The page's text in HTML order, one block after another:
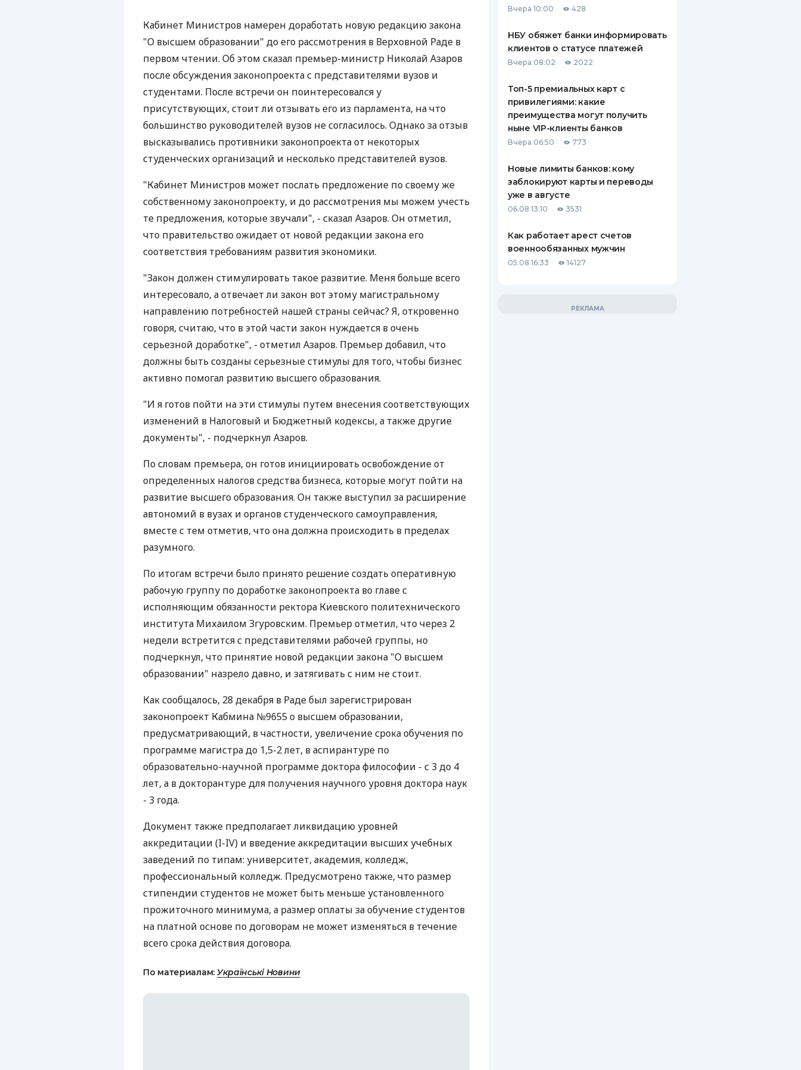
КЕШБЭКА
ПУТЕВОДИТЕЛИ ПО
БАНКОВСКИМ КАРТАМ
СТРАХОВАНИЮ
ВСЕ СТРАХОВЫЕ ПОЛИСЫ
ОТЗЫВЫ О СТРАХОВЫХ
КОМПАНИЯХ
Кабинет Министров намерен доработать новую редакцию закона
"О высшем образовании" до его рассмотрения в Верховной Раде в
первом чтении. Об этом сказал премьер-министр Николай Азаров
после обсуждения законопроекта с представителями вузов и
студентами. После встречи он поинтересовался у
присутствующих, стоит ли отзывать его из парламента, на что
большинство руководителей вузов не согласилось. Однако за отзыв
высказывались противники законопроекта от некоторых
студенческих организаций и несколько представителей вузов.
"Кабинет Министров может послать предложение по своему же
собственному законопроекту, и до рассмотрения мы можем учесть
те предложения, которые звучали", - сказал Азаров. Он отметил,
что правительство ожидает от новой редакции закона его
соответствия требованиям развития экономики.
"Закон должен стимулировать такое развитие. Меня больше всего
интересовало, а отвечает ли закон вот этому магистральному
направлению потребностей нашей страны сейчас? Я, откровенно
говоря, считаю, что в этой части закон нуждается в очень
серьезной доработке", - отметил Азаров. Премьер добавил, что
должны быть созданы серьезные стимулы для того, чтобы бизнес
активно помогал развитию высшего образования.
"И я готов пойти на эти стимулы путем внесения соответствующих
изменений в Налоговый и Бюджетный кодексы, а также другие
документы", - подчеркнул Азаров.
По словам премьера, он готов инициировать освобождение от
определенных налогов средства бизнеса, которые могут пойти на
развитие высшего образования. Он также выступил за расширение
автономий в вузах и органов студенческого самоуправления,
вместе с тем отметив, что она должна происходить в пределах
разумного.
По итогам встречи было принято решение создать оперативную
рабочую группу по доработке законопроекта во главе с
исполняющим обязанности ректора Киевского политехнического
института Михаилом Згуровским. Премьер отметил, что через 2
недели встретится с представителями рабочей группы, но
подчеркнул, что принятие новой редакции закона "О высшем
образовании" назрело давно, и затягивать с ним не стоит.
Как сообщалось, 28 декабря в Раде был зарегистрирован
законопроект Кабмина №9655 о высшем образовании,
предусматривающий, в частности, увеличение срока обучения по
программе магистра до 1,5-2 лет, в аспирантуре по
образовательно-научной программе доктора философии - с 3 до 4
лет, а в докторантуре для получения научного уровня доктора наук
- 3 года.
Документ также предполагает ликвидацию уровней
аккредитации (I-IV) и введение аккредитации высших учебных
заведений по типам: университет, академия, колледж,
профессиональный колледж. Предусмотрено также, что размер
стипендии студентов не может быть меньше установленного
прожиточного минимума, а размер оплаты за обучение студентов
на платной основе по договорам не может изменяться в течение
всего срока действия договора.
По материалам: Українські Новини
Вчера 10:00 428
НБУ обяжет банки информировать
клиентов о статусе платежей
Вчера 08:02 2022
Топ-5 премиальных карт с
привилегиями: какие
преимущества могут получить
ныне VIP-клиенты банков
Вчера 06:50 773
Новые лимиты банков: кому
заблокируют карты и переводы
уже в августе
06.08 13:10 3531
Как работает арест счетов
военнообязанных мужчин
05.08 16:33 14127